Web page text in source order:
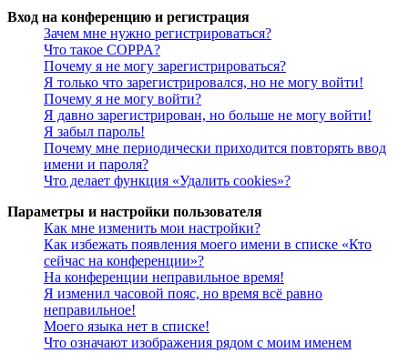
Вход на конференцию и регистрация
Зачем мне нужно регистрироваться?
Что такое COPPA?
Почему я не могу зарегистрироваться?
Я только что зарегистрировался, но не могу войти!
Почему я не могу войти?
Я давно зарегистрирован, но больше не могу войти!
Я забыл пароль!
Почему мне периодически приходится повторять ввод
имени и пароля?
Что делает функция «Удалить cookies»?
Параметры и настройки пользователя
Как мне изменить мои настройки?
Как избежать появления моего имени в списке «Кто
сейчас на конференции»?
На конференции неправильное время!
Я изменил часовой пояс, но время всё равно
неправильное!
Моего языка нет в списке!
Что означают изображения рядом с моим именем